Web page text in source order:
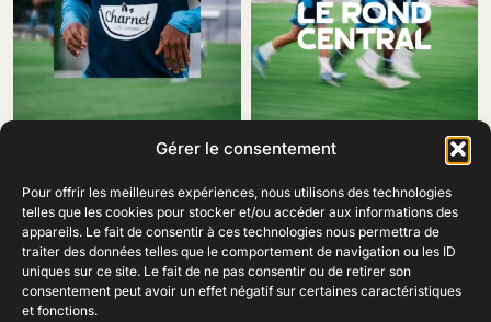
Gérer le consentement
Pour offrir les meilleures expériences, nous utilisons des technologies
telles que les cookies pour stocker et/ou accéder aux informations des
appareils. Le fait de consentir à ces technologies nous permettra de
traiter des données telles que le comportement de navigation ou les ID
uniques sur ce site. Le fait de ne pas consentir ou de retirer son
consentement peut avoir un effet négatif sur certaines caractéristiques
et fonctions.
69 Rue Amiral Romain Desfosses,
29200 Brest
02 98 41 41 99
Ouvert du lundi au samedi